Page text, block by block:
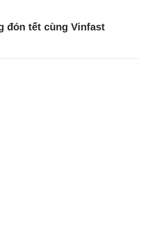
đón tết cùng Vinfast